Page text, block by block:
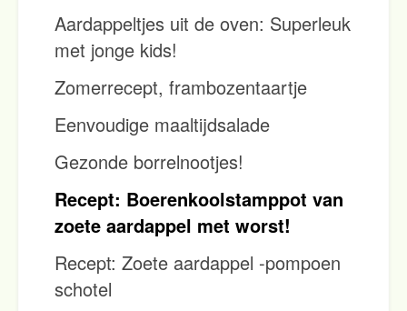
Aardappeltjes uit de oven: Superleuk
met jonge kids!
Zomerrecept, frambozentaartje
Eenvoudige maaltijdsalade
Gezonde borrelnootjes!
Recept: Boerenkoolstamppot van
zoete aardappel met worst!
Recept: Zoete aardappel -pompoen
schotel